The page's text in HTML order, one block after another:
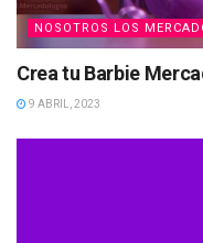
NOSOTROS LOS
Crea tu Barbie
9 ABRIL, 2023